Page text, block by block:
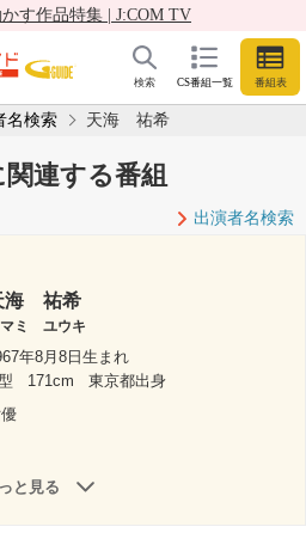
す作品特集 | J:COM TV
CS番組一覧 番組表
検索
名検索 天海 祐希
連する番組
出演者名検索
海 祐希
ミ ユウキ
年8月8日生まれ
171cm
東京都出身
と見る